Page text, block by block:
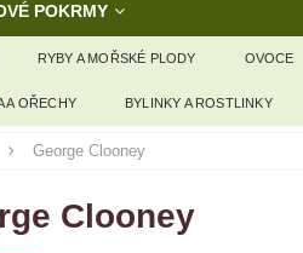
POKRMY
RYBY A MOŘSKÉ PLODY OVOCE
A OŘECHY BYLINKY A ROSTLINKY
George Clooney
Clooney